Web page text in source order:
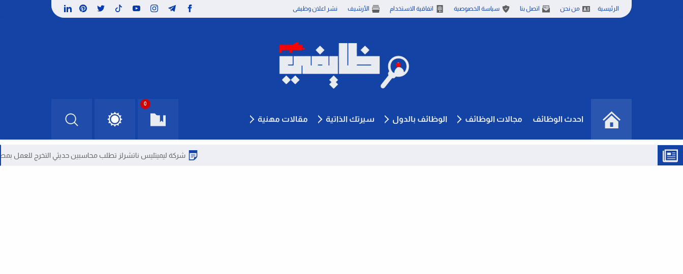
الرئيسية من نحن اتصل بنا سياسة الخصوصية اتفاقية الاستخدام الأرشيف نشر اعلان وظيفى
احدث الوظائف مجالات الوظائف الوظائف بالدول سيرتك الذاتية مقالات مهنية
0
شركة ليميتليس ناتشرلز تطلب محاسبين حديثي التخرج للعمل بمصر